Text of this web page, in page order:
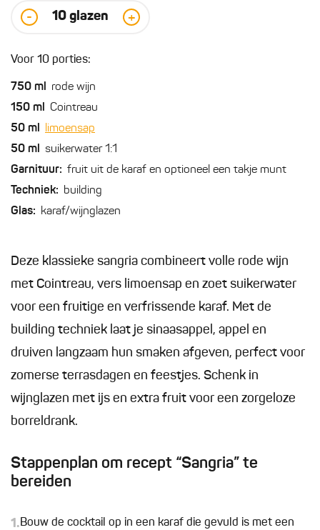
- 10 glazen +
Voor 10 porties:
750 ml rode wijn
150 ml Cointreau
50 ml limoensap
50 ml suikerwater 1:1
Garnituur: fruit uit de karaf en optioneel een takje munt
Techniek: building
Glas: karaf/wijnglazen
Deze klassieke sangria combineert volle rode wijn
met Cointreau, vers limoensap en zoet suikerwater
voor een fruitige en verfrissende karaf. Met de
building techniek laat je sinaasappel, appel en
druiven langzaam hun smaken afgeven, perfect voor
zomerse terrasdagen en feestjes. Schenk in
wijnglazen met ijs en extra fruit voor een zorgeloze
borreldrank.
Stappenplan om recept “Sangria” te
bereiden
1.Bouw de cocktail op in een karaf die gevuld is met een